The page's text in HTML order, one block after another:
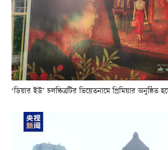
‘ডিয়ার ইউ’ চলচ্চিত্রটির ভিয়েতনামে প্রিমিয়ার অনুষ্ঠিত